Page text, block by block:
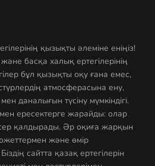
қызықты әлеміне еніңіз!
және басқа халық ертегілерінің
бұл қызықты оқу ғана емес,
атмосферасына ену,
даналығын түсіну мүмкіндігі.
мен ересектерге жарайды: олар
қалдырады. Әр оқиға жарқын
және өмір
сайтта қазақ ертегілерін